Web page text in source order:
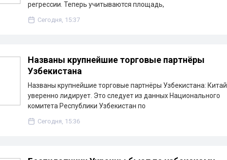
регрессии. Теперь учитываются площадь,
Сегодня, 15:37
Названы крупнейшие торговые партнёры
Узбекистана
Названы крупнейшие торговые партнёры Узбекистана: Китай
уверенно лидирует. Это следует из данных Национального
комитета Республики Узбекистан по
Сегодня, 15:36